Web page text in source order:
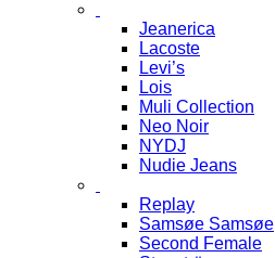
Jeanerica
Lacoste
Levi’s
Lois
Muli Collection
Neo Noir
NYDJ
Nudie Jeans
Replay
Samsøe Samsøe
Second Female